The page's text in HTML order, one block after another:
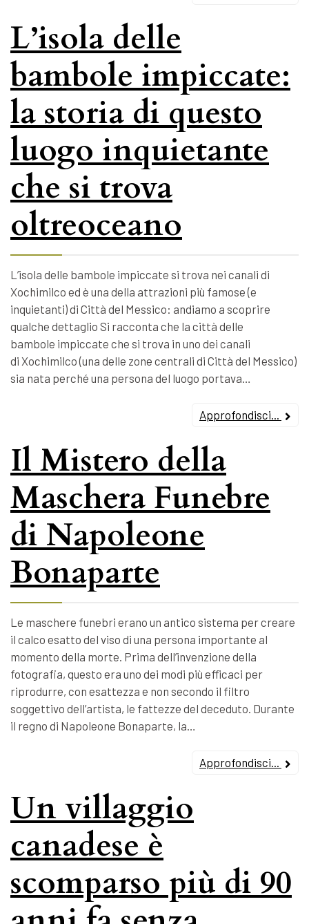
L’isola delle
bambole impiccate:
la storia di questo
luogo inquietante
che si trova
oltreoceano
L’isola delle bambole impiccate si trova nei canali di
Xochimilco ed è una della attrazioni più famose (e
inquietanti) di Città del Messico: andiamo a scoprire
qualche dettaglio Si racconta che la città delle
bambole impiccate che si trova in uno dei canali
di Xochimilco (una delle zone centrali di Città del Messico)
sia nata perché una persona del luogo portava…
Approfondisci...
Il Mistero della
Maschera Funebre
di Napoleone
Bonaparte
Le maschere funebri erano un antico sistema per creare
il calco esatto del viso di una persona importante al
momento della morte. Prima dell’invenzione della
fotografia, questo era uno dei modi più efficaci per
riprodurre, con esattezza e non secondo il filtro
soggettivo dell’artista, le fattezze del deceduto. Durante
il regno di Napoleone Bonaparte, la…
Approfondisci...
Un villaggio
canadese è
scomparso più di 90